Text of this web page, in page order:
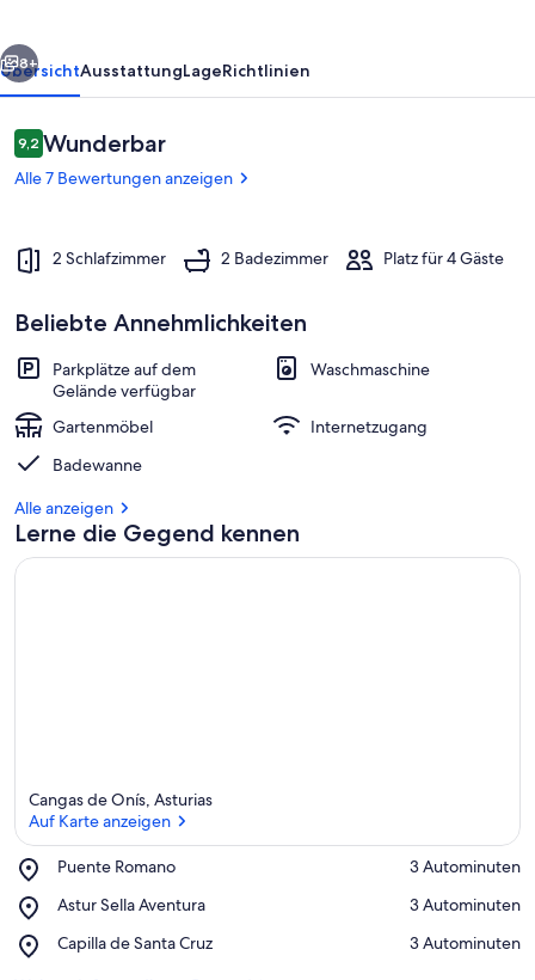
Außendetails
Weiter
8+
ÜbersichtAusstattungLageRichtlinien
Bewertungen
9,29,2 von 10.
Wunderbar
Alle 7 Bewertungen anzeigen
2 Schlafzimmer 2 Badezimmer Platz für 4 Gäste
Beliebte Annehmlichkeiten
Parkplätze auf dem
Gelände verfügbar
Waschmaschine
Gartenmöbel
Internetzugang
Badewanne
Alle anzeigen
Lerne die Gegend kennen
Cangas de Onís, Asturias
Auf Karte anzeigen
Puente Romano
Place,
Romano
‪3 Autominuten‬
Astur Sella Aventura
Place,
Sella
‪3 Autominuten‬
Capilla de Santa Cruz
Place,
‪3 Autominuten‬